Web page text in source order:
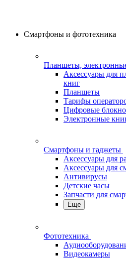
Смартфоны и фототехника
Планшеты,
Аксессуары для
книг
Планшеты
Тарифы
Цифровые
Электронные
Смартфоны и гаджеты
Аксессуары для
Аксессуары для
Антивирусы
Детские часы
Запчасти для
Еще
Фототехника
Видеокамеры